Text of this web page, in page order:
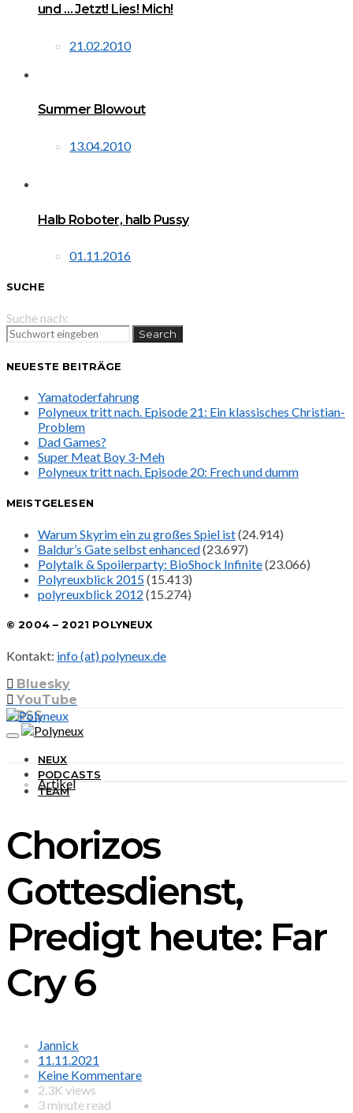
und … Jetzt! Lies! Mich!
21.02.2010
Summer Blowout
13.04.2010
Halb Roboter, halb Pussy
01.11.2016
SUCHE
Suche nach:
Search
NEUESTE BEITRÄGE
Yamatoderfahrung
Polyneux tritt nach. Episode 21: Ein klassisches Christian-
Problem
Dad Games?
Super Meat Boy 3-Meh
Polyneux tritt nach. Episode 20: Frech und dumm
MEISTGELESEN
Warum Skyrim ein zu großes Spiel ist(24.914)
Baldur’s Gate selbst enhanced(23.697)
Polytalk & Spoilerparty: BioShock Infinite(23.066)
Polyreuxblick 2015(15.413)
polyreuxblick 2012 (15.274)
© 2004 – 2021 POLYNEUX
Kontakt: info (at) polyneux.de
Bluesky
YouTube
RSS
NEUX
PODCASTS
TEAM
Artikel
Chorizos
Gottesdienst,
Predigt heute: Far
Cry 6
Jannick
11.11.2021
Keine Kommentare
2.3K views
3 minute read